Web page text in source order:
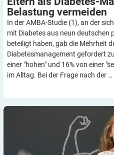
Belastung vermeiden
In der AMBA-Studie (1), an der
mit Diabetes aus neun deutschen
beteiligt haben, gab die Mehrheit
Diabetesmanagement gefordert
einer "hohen" und 16% von einer
im Alltag. Bei der Frage nach der …
Kinder mit Diabetes: